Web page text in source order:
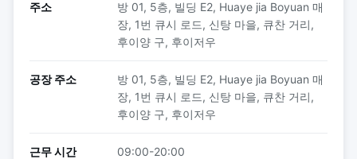
주소
방 01, 5층, 빌딩 E2, Huaye jia Boyuan 매
장, 1번 큐시 로드, 신탕 마을, 큐찬 거리,
후이양 구, 후이저우
공장 주소
방 01, 5층, 빌딩 E2, Huaye jia Boyuan 매
장, 1번 큐시 로드, 신탕 마을, 큐찬 거리,
후이양 구, 후이저우
근무 시간 09:00-20:00